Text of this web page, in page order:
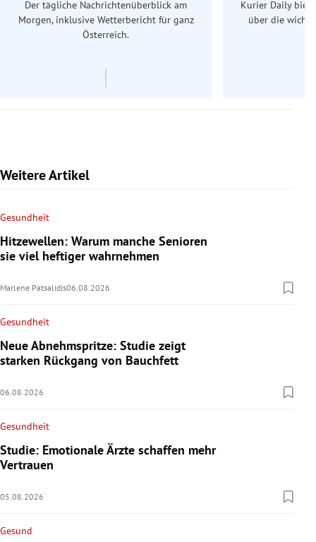
Der tägliche Nachrichtenüberblick am
Morgen, inklusive Wetterbericht für ganz
Österreich.
Kurier Daily
über die
Weitere Artikel
Gesundheit
Hitzewellen: Warum manche Senioren
sie viel heftiger wahrnehmen
Marlene Patsalidis06.08.2026
Gesundheit
Neue Abnehmspritze: Studie zeigt
starken Rückgang von Bauchfett
06.08.2026
Gesundheit
Studie: Emotionale Ärzte schaffen mehr
Vertrauen
05.08.2026
Gesund